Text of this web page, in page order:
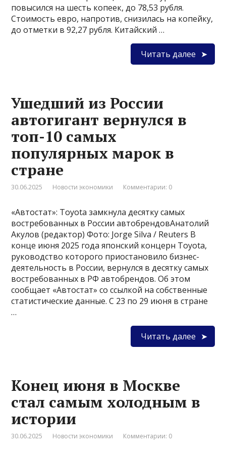
повысился на шесть копеек, до 78,53 рубля.
Стоимость евро, напротив, снизилась на копейку,
до отметки в 92,27 рубля. Китайский …
Читать далее
Ушедший из России
автогигант вернулся в
топ-10 самых
популярных марок в
стране
30.06.2025 Новости экономики Комментарии: 0
«Автостат»: Toyota замкнула десятку самых
востребованных в России автобрендовАнатолий
Акулов (редактор) Фото: Jorge Silva / Reuters В
конце июня 2025 года японский концерн Toyota,
руководство которого приостановило бизнес-
деятельность в России, вернулся в десятку самых
востребованных в РФ автобрендов. Об этом
сообщает «Автостат» со ссылкой на собственные
статистические данные. С 23 по 29 июня в стране
…
Читать далее
Конец июня в Москве
стал самым холодным в
истории
30.06.2025 Новости экономики Комментарии: 0